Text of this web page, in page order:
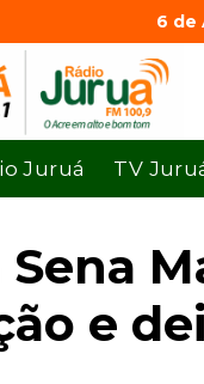
6 de
Juruá TV
e